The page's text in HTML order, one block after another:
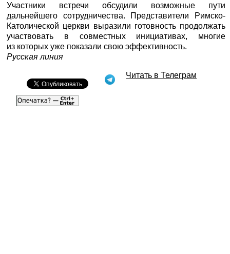
Участники встречи обсудили возможные пути
дальнейшего сотрудничества. Представители Римско-
Католической церкви выразили готовность продолжать
участвовать в совместных инициативах, многие
из которых уже показали свою эффективность.
Русская линия
Читать в Телеграм